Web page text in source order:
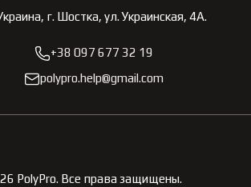
г. Шостка, ул. Украинская, 4А.
+38 097 677 32 19
polypro.help@gmail.com
PolyPro. Все права защищены.